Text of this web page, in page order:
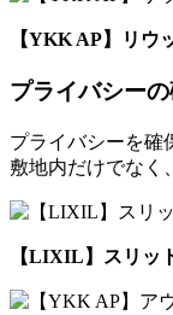
【YKK AP】リウ
プライバシー
プライバシーを確
敷地内だけでなく
【LIXIL】スリッ